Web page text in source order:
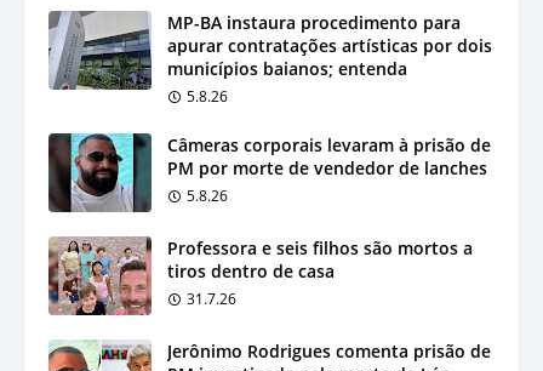
MP-BA instaura procedimento para
apurar contratações artísticas por dois
municípios baianos; entenda
5.8.26
Câmeras corporais levaram à prisão de
PM por morte de vendedor de lanches
5.8.26
Professora e seis filhos são mortos a
tiros dentro de casa
31.7.26
Jerônimo Rodrigues comenta prisão de